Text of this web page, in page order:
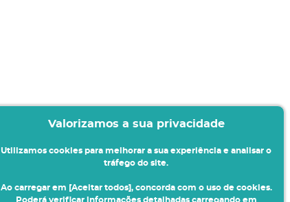
Valorizamos a sua privacidade
Utilizamos cookies para melhorar a sua experiência e analisar o
tráfego do site.
Ao carregar em [Aceitar todos], concorda com o uso de cookies.
Poderá verificar informações detalhadas carregando em